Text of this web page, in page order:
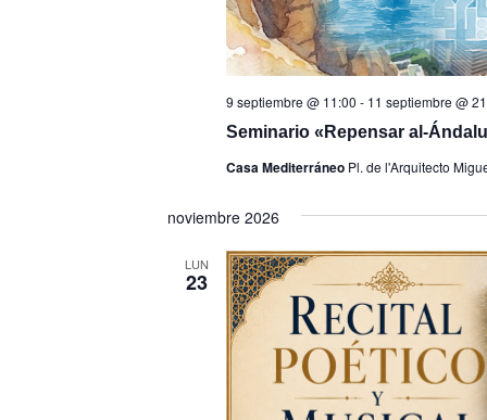
Seminario «Repensar al-
9 septiembre @ 11:00 - 11 septiembre @
Casa Mediterráneo Pl. de l'Arquitecto
noviembre 2026
LUN
23